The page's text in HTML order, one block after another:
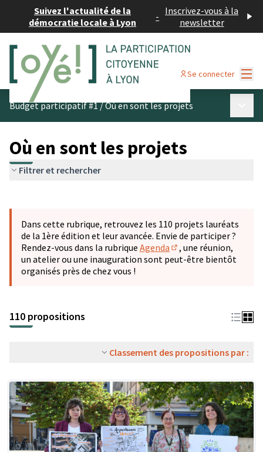
Suivez l'actualité de la
démocratie locale à Lyon
- Inscrivez-vous à la
newsletter
Se connecter
Budget participatif #1/Où en sont les projets
Où en sont les projets
Filtrer et rechercher
−
Dans cette rubrique, retrouvez les 110 projets lauréats
de la 1ère édition et leur avancée. Envie de participer ?
Rendez-vous dans la rubrique Agenda
(S'ouvre dans un
, une réunion,
un atelier ou une inauguration sont peut-être bientôt
organisés près de chez vous !
110 propositions
Classement des propositions par :